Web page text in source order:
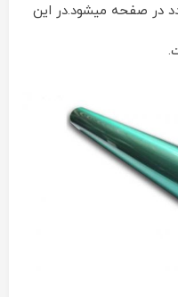
در صفحه میشود.در این